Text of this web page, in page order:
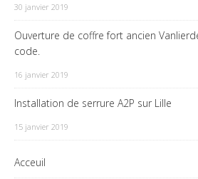
30 janvier 2019
Ouverture de coffre fort ancien
code.
16 janvier 2019
Installation de serrure A2P sur Lille
15 janvier 2019
Acceuil